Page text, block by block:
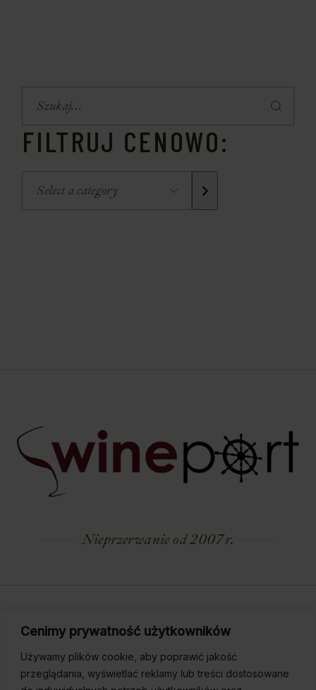
Cenimy prywatność użytkowników
Używamy plików cookie, aby poprawić jakość
przeglądania, wyświetlać reklamy lub treści dostosowane
FILTRUJ CENOWO:
Nieprzerwanie od 2007 r.
Dostarczamy smakowe Arcydzieła na miarę
Twoich Oczekiwań.